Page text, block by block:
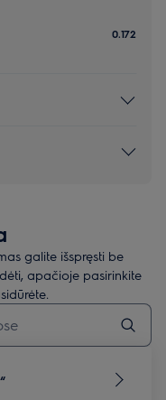
0.172
galite išspręsti be
apačioje pasirinkite